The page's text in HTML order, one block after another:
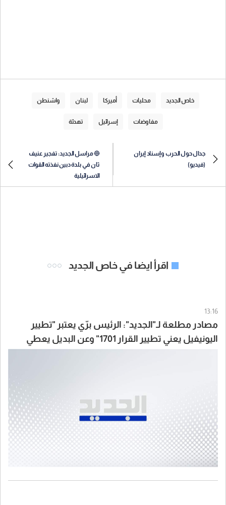
خاص الجديد محليات أميركا لبنان واشنطن
مفاوضات إسرائيل تهدئة
جدال حول الحرب وإسناد إيران
(فيديو)
🔵 مراسل الجديد: تفجير عنيف
ثان في بلدة دبين نفذته القوات
الاسرائيلية
اقرأ ايضا في خاص الجديد
13:16
مصادر مطلعة لـ"الجديد": الرئيس برّي يعتبر "تطيير
اليونيفيل يعني تطيير القرار 1701" وعن البديل يعطي